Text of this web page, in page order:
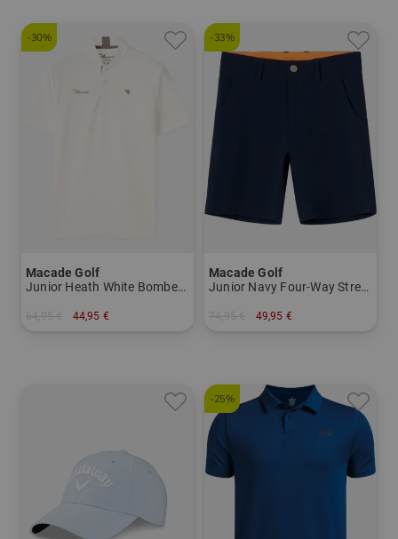
-30%
Macade Golf
Junior Heath White Bomber Shirt Halbarm Polo
44,95 €
-33%
Macade Golf
Junior Navy Four-Way Stretch Shorts
49,95 €
-25%